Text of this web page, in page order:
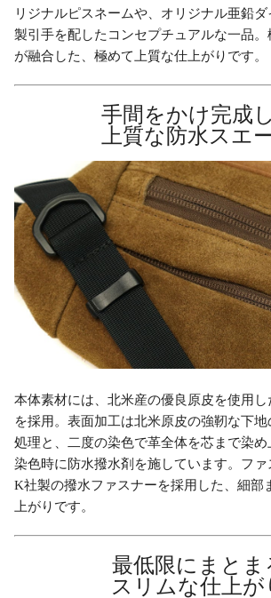
リジナルピスネームや、オリジナル亜鉛
製引手を配したコンセプチュアルな一品
が融合した、極めて上質な仕上がりです。
手間をかけ完成
上質な防水スエ
本体素材には、北米産の優良原皮を使用
を採用。表面加工は北米原皮の強靭な下
処理と、二度の染色で革全体を芯まで染
染色時に防水撥水剤を施しています。フ
K社製の撥水ファスナーを採用した、細部
上がりです。
最低限にまとま
スリムな仕上が